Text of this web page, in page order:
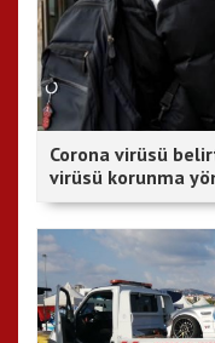
Corona virüsü
virüsü korunma